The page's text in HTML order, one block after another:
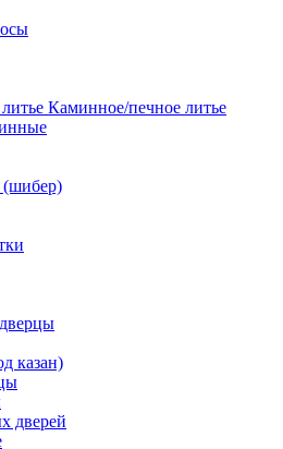
Каминное/печное литье
(шибер)
казан)
дверей